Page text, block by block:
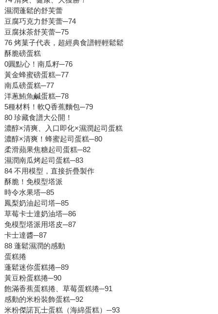
濕潤蓬鬆的舒芙蕾
豆腐巧克力舒芙蕾─74
豆腐抹茶舒芙蕾─75
76 烤菓子代表，超經典食譜輕輕鬆鬆
酥脆磅蛋糕
0圓點心！南瓜籽─76
黃金蜂蜜磅蛋糕─77
南瓜磅蛋糕─77
洋蔥鮪魚鹹蛋糕─78
5種材料！軟Q香蕉麵包─79
80 珍藏食譜大公開！
濃醇×清爽、入口即化×濕潤起司蛋糕
濃醇×清爽！蜂蜜起司蛋糕─80
柔滑蘋果焦糖起司蛋糕─82
濕潤南瓜烤起司蛋糕─83
84 不用模型，直接折疊製作
酥脆！免模型塔派
時令水果塔─85
鳳梨奶油起司塔─85
草莓卡士達奶油塔─86
免模型塔派用塔皮─87
卡士達醬─87
88 蓬鬆濕潤的感動
蛋糕捲
蓬鬆迷你蛋糕捲─89
黃豆粉蛋糕捲─90
飽滿香蕉蛋糕捲、草莓蛋糕捲─91
感動的米粉裝飾蛋糕─92
米粉傑諾瓦士蛋糕（海綿蛋糕）─93